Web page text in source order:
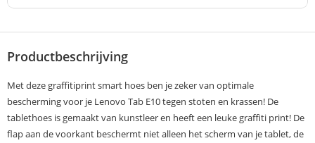
Productbeschrijving
Met deze graffitiprint smart hoes ben je zeker van optimale
bescherming voor je Lenovo Tab E10 tegen stoten en krassen! De
tablethoes is gemaakt van kunstleer en heeft een leuke graffiti print! De
flap aan de voorkant beschermt niet alleen het scherm van je tablet, de